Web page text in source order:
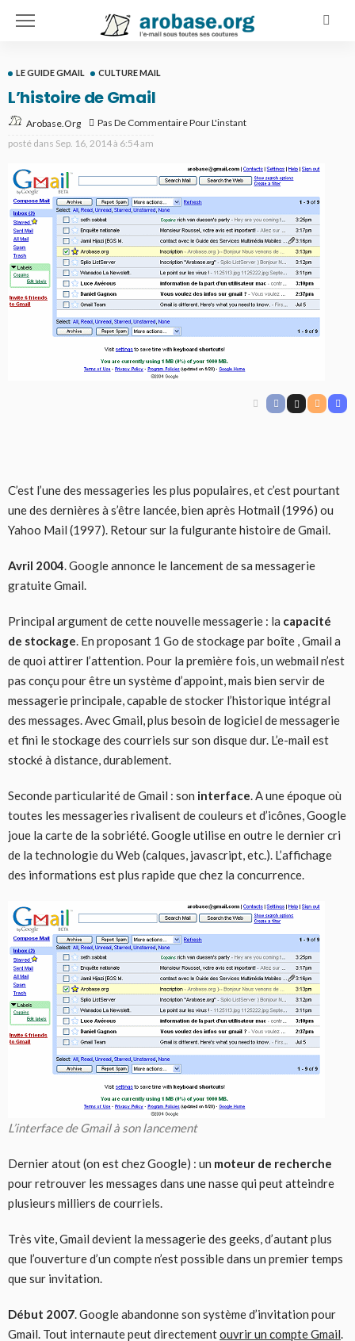
LE GUIDE GMAIL CULTURE MAIL
L’histoire de Gmail
Arobase.org
Pas De Commentaire Pour L'instant
posté dans Sep. 16, 2014 à 6:54 am
C’est l’une des messageries les plus populaires, et c’est pourtant
une des dernières à s’être lancée, bien après Hotmail (1996) ou
Yahoo Mail (1997). Retour sur la fulgurante histoire de Gmail.
Avril 2004. Google annonce le lancement de sa messagerie
gratuite Gmail.
Principal argument de cette nouvelle messagerie : la capacité
de stockage. En proposant 1 Go de stockage par boîte , Gmail a
de quoi attirer l’attention. Pour la première fois, un webmail n’est
pas conçu pour être un système d’appoint, mais bien servir de
messagerie principale, capable de stocker l’historique intégral
des messages. Avec Gmail, plus besoin de logiciel de messagerie
et fini le stockage des courriels sur son disque dur. L’e-mail est
stocké à distance, durablement.
Seconde particularité de Gmail : son interface. A une époque où
toutes les messageries rivalisent de couleurs et d’icônes, Google
joue la carte de la sobriété. Google utilise en outre le dernier cri
de la technologie du Web (calques, javascript, etc.). L’affichage
des informations est plus rapide que chez la concurrence.
L’interface de Gmail à son lancement
Dernier atout (on est chez Google) : un moteur de recherche
pour retrouver les messages dans une nasse qui peut atteindre
plusieurs milliers de courriels.
Très vite, Gmail devient la messagerie des geeks, d’autant plus
que l’ouverture d’un compte n’est possible dans un premier temps
que sur invitation.
Début 2007. Google abandonne son système d’invitation pour
Gmail. Tout internaute peut directementouvrir un compte Gmail.